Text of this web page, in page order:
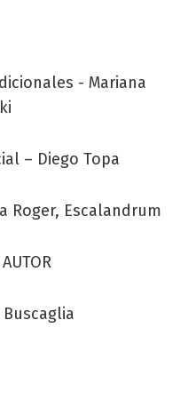
- Mariana
– Diego Topa
Roger, Escalandrum